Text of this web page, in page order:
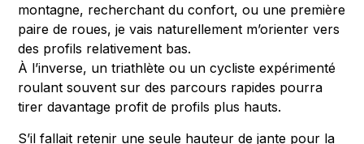
montagne, recherchant du confort, ou une première
paire de roues, je vais naturellement m’orienter vers
des profils relativement bas.
À l’inverse, un triathlète ou un cycliste expérimenté
roulant souvent sur des parcours rapides pourra
tirer davantage profit de profils plus hauts.
S’il fallait retenir une seule hauteur de jante pour la